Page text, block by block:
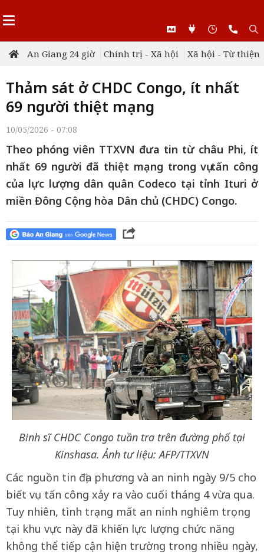
An Giang 24 giờ Chính trị - Xã hội Xã hội - Từ thiện
Thảm sát ở CHDC Congo, ít nhất
69 người thiệt mạng
10/05/2026 - 07:08
Theo phóng viên TTXVN đưa tin từ châu Phi, ít
nhất 69 người đã thiệt mạng trong vụ tấn công
của lực lượng dân quân Codeco tại tỉnh Ituri ở
miền Đông Cộng hòa Dân chủ (CHDC) Congo.
Binh sĩ CHDC Congo tuần tra trên đường phố tại
Kinshasa. Ảnh tư liệu: AFP/TTXVN
Các nguồn tin địa phương và an ninh ngày 9/5 cho
biết vụ tấn công xảy ra vào cuối tháng 4 vừa qua.
Tuy nhiên, tình trạng mất an ninh nghiêm trọng
tại khu vực này đã khiến lực lượng chức năng
không thể tiếp cận hiện trường trong nhiều ngày,